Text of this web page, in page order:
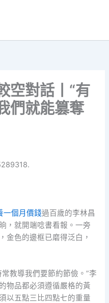
空對話丨“有
們就能篡奪
一個月價錢過百歲的李林昌
，就開端唸書看報。一旁
金色的邊框已磨得泛白，
教導我們要節約節儉。”李
物品都必須遵循嚴格的黃
以五點三比四點七的重量